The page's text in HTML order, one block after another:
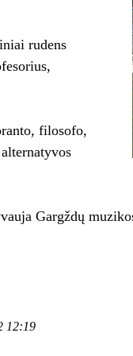
rudens
filosofo,
Gargždų
12:19